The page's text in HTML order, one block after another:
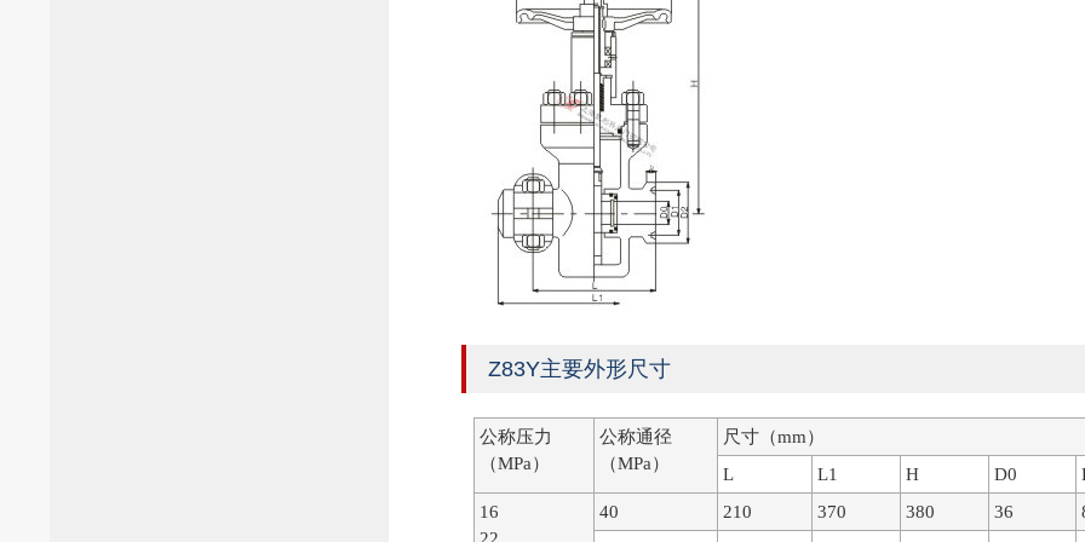
Z83Y主要外形尺寸
公称压力
（MPa）
公称通径
（MPa）
尺寸（mm）
L
L1 H D0
16
40 210 370 380 36